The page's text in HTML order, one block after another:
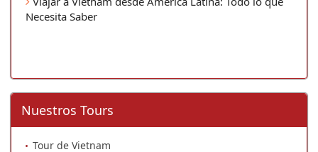
Necesita Saber
Nuestros Tours
Tour de Vietnam